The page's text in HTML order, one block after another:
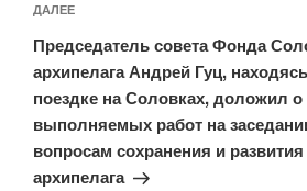
Следующая
запись
ДАЛЕЕ
Председатель совета Фонда
архипелага Андрей Гуц,
поездке на Соловках, доложил о
выполняемых работ на
вопросам сохранения и
архипелага